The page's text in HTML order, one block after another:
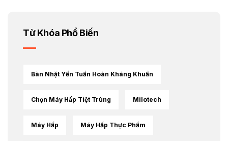
Từ Khóa Phổ Biến
Bàn Nhặt Yến Tuần Hoàn Kháng Khuẩn
Chọn Máy Hấp Tiệt Trùng Milotech
Máy Hấp Máy Hấp Thực Phẩm